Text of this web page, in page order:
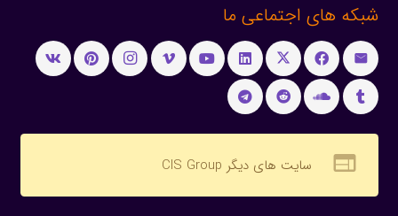
شبکه های اجتماعی ما
web سایت های دیگر CIS Group